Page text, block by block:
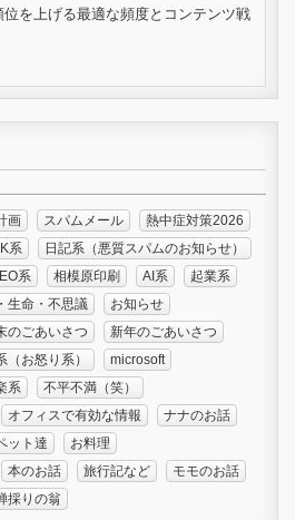
を上げる最適な頻度とコンテンツ戦
画 スパムメール
熱中症対策2026
系
日記系（悪質スパムのお知らせ）
系 相模原印刷 AI系
起業系
生命・不思議
お知らせ
のごあいさつ
新年のごあいさつ
（お怒り系）
microsoft
系
不平不満（笑）
オフィスで有効な情報
ナナのお話
ット達
お料理
本のお話 旅行記など
モモのお話
採りの翁